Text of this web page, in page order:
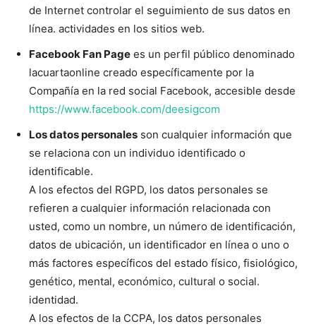
de Internet controlar el seguimiento de sus datos en
línea. actividades en los sitios web.
Facebook Fan Page es un perfil público denominado
lacuartaonline creado específicamente por la
Compañía en la red social Facebook, accesible desde
https://www.facebook.com/deesigcom
Los datos personales son cualquier información que
se relaciona con un individuo identificado o
identificable.
A los efectos del RGPD, los datos personales se
refieren a cualquier información relacionada con
usted, como un nombre, un número de identificación,
datos de ubicación, un identificador en línea o uno o
más factores específicos del estado físico, fisiológico,
genético, mental, económico, cultural o social.
identidad.
A los efectos de la CCPA, los datos personales